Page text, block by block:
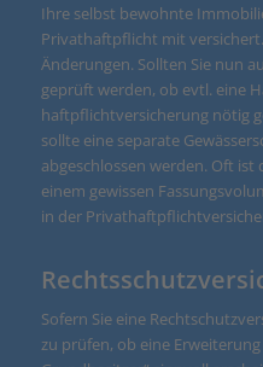
Ihre selbst bewohnte
Privathaftpflicht mit
Änderungen. Sollten Sie nun
geprüft werden, ob evtl. eine
haftpflichtversicherung nötig
sollte eine separate
abgeschlossen werden. Oft ist
einem gewissen
in der
Sofern Sie eine
zu prüfen, ob eine